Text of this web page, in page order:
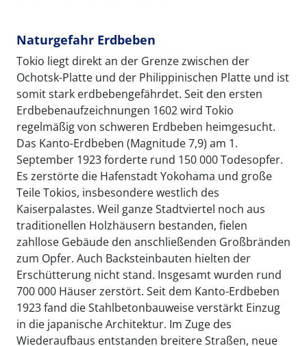
Naturgefahr Erdbeben
Tokio liegt direkt an der Grenze zwischen der
Ochotsk-Platte und der Philippinischen Platte und ist
somit stark erdbebengefährdet. Seit den ersten
Erdbebenaufzeichnungen 1602 wird Tokio
regelmäßig von schweren Erdbeben heimgesucht.
Das Kanto-Erdbeben (Magnitude 7,9) am 1.
September 1923 forderte rund 150 000 Todesopfer.
Es zerstörte die Hafenstadt Yokohama und große
Teile Tokios, insbesondere westlich des
Kaiserpalastes. Weil ganze Stadtviertel noch aus
traditionellen Holzhäusern bestanden, fielen
zahllose Gebäude den anschließenden Großbränden
zum Opfer. Auch Backsteinbauten hielten der
Erschütterung nicht stand. Insgesamt wurden rund
700 000 Häuser zerstört. Seit dem Kanto-Erdbeben
1923 fand die Stahlbetonbauweise verstärkt Einzug
in die japanische Architektur. Im Zuge des
Wiederaufbaus entstanden breitere Straßen, neue